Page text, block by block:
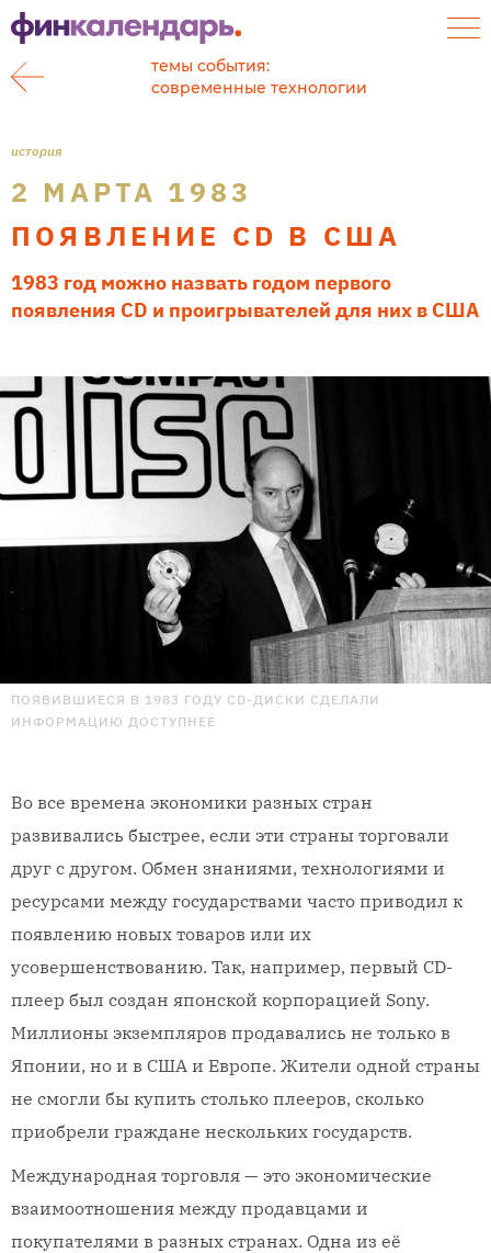
темы события:
современные технологии
история
2 МАРТА 1983
ПОЯВЛЕНИЕ CD В США
1983 год можно назвать годом первого
появления CD и проигрывателей для них в США
ПОЯВИВШИЕСЯ В 1983 ГОДУ CD-ДИСКИ СДЕЛАЛИ
ИНФОРМАЦИЮ ДОСТУПНЕЕ
Во все времена экономики разных стран
развивались быстрее, если эти страны торговали
друг с другом. Обмен знаниями, технологиями и
ресурсами между государствами часто приводил к
появлению новых товаров или их
усовершенствованию. Так, например, первый CD-
плеер был создан японской корпорацией Sony.
Миллионы экземпляров продавались не только в
Японии, но и в США и Европе. Жители одной страны
не смогли бы купить столько плееров, сколько
приобрели граждане нескольких государств.
Международная торговля — это экономические
взаимоотношения между продавцами и
покупателями в разных странах. Одна из её